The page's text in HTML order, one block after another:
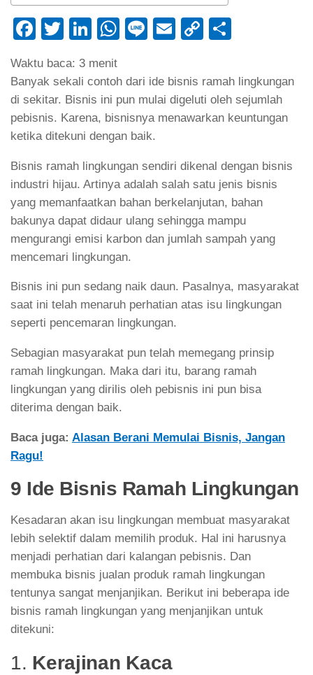
Facebook
TwitterLinkedIn
WhatsApp
LineEmailCopy
Waktu baca: 3 menit
Banyak sekali contoh dari ide bisnis ramah lingkungan
di sekitar. Bisnis ini pun mulai digeluti oleh sejumlah
pebisnis. Karena, bisnisnya menawarkan keuntungan
ketika ditekuni dengan baik.
Bisnis ramah lingkungan sendiri dikenal dengan bisnis
industri hijau. Artinya adalah salah satu jenis bisnis
yang memanfaatkan bahan berkelanjutan, bahan
bakunya dapat didaur ulang sehingga mampu
mengurangi emisi karbon dan jumlah sampah yang
mencemari lingkungan.
Bisnis ini pun sedang naik daun. Pasalnya, masyarakat
saat ini telah menaruh perhatian atas isu lingkungan
seperti pencemaran lingkungan.
Sebagian masyarakat pun telah memegang prinsip
ramah lingkungan. Maka dari itu, barang ramah
lingkungan yang dirilis oleh pebisnis ini pun bisa
diterima dengan baik.
Baca juga: Alasan Berani Memulai Bisnis, Jangan
Ragu!
9 Ide Bisnis Ramah Lingkungan
Kesadaran akan isu lingkungan membuat masyarakat
lebih selektif dalam memilih produk. Hal ini harusnya
menjadi perhatian dari kalangan pebisnis. Dan
membuka bisnis jualan produk ramah lingkungan
tentunya sangat menjanjikan. Berikut ini beberapa ide
bisnis ramah lingkungan yang menjanjikan untuk
ditekuni:
1. Kerajinan Kaca